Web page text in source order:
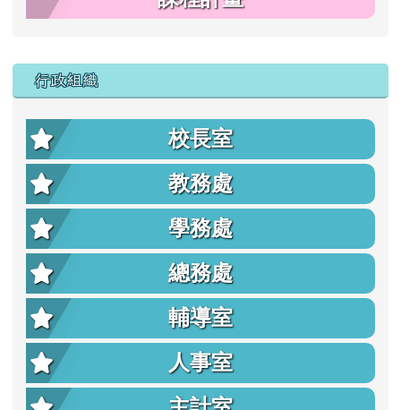
行政組織
校長室
教務處
學務處
總務處
輔導室
人事室